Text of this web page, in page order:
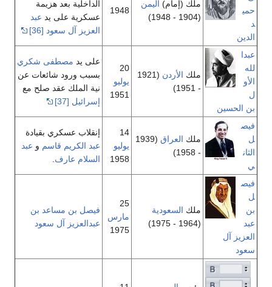
حمي
د
الدين
ملك (إمام) اليمن
(1904 - 1948)
1948
الداخلية بعد هزيمة
عسكرية على يد عبد
العزيز آل سعود [36]
عبدا
لله
الأو
ل
بن الحسين
ملك الأردن
(1921
- 1951)
20
يوليو
1951
على يد مصطفى شكري
بسبب ورود شائعات عن
نية الملك عقد صلح مع
إسرائيل [37]
فيص
ل
الثان
ي
ملك العراق
(1939
- 1958)
14
يوليو
1958
إنقلاب عسكري بقيادة
عبد الكريم قاسم و عبد
السلام عارف
فيص
ل
بن
عبد
العزيز آل
سعود
ملك السعودية
(1964 - 1975)
25
مارس
1975
فيصل بن مساعد بن
عبدالعزيز آل سعود